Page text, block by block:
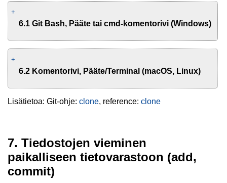
6.1 Git Bash, Pääte tai cmd-komentorivi (Windows)
6.2 Komentorivi, Pääte/Terminal (macOS, Linux)
Lisätietoa: Git-ohje: clone, reference: clone
7. Tiedostojen vieminen
paikalliseen tietovarastoon (add,
commit)